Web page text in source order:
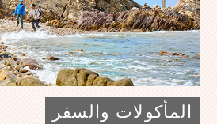
المأكولات والسفر